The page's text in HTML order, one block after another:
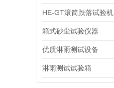
HE-GT滚筒跌落试验机
箱式砂尘试验仪器
优质淋雨测试设备
淋雨测试试验箱